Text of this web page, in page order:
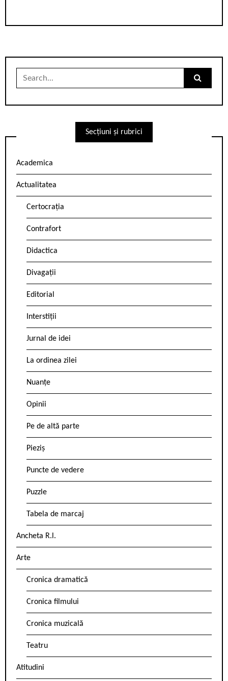
Search
Secțiuni și rubrici
Academica
Actualitatea
Certocrația
Contrafort
Didactica
Divagații
Editorial
Interstiții
Jurnal de idei
La ordinea zilei
Nuanțe
Opinii
Pe de altă parte
Pieziș
Puncte de vedere
Puzzle
Tabela de marcaj
Ancheta R.l.
Arte
Cronica dramatică
Cronica filmului
Cronica muzicală
Teatru
Atitudini